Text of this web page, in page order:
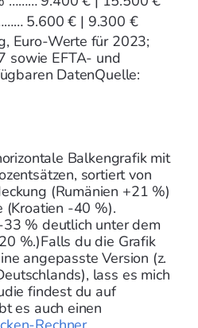
5.600 € | 9.300 €
Euro-Werte für 2023;
sowie EFTA- und
DatenQuelle:
Balkengrafik mit
sortiert von
(Rumänien +21 %)
(Kroatien -40 %).
% deutlich unter dem
%.)Falls du die Grafik
angepasste Version (z.
lass es mich
findest du auf
es auch einen